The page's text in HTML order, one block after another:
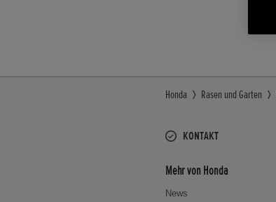
Honda Rasen und Garten
KONTAKT
Mehr von Honda
News